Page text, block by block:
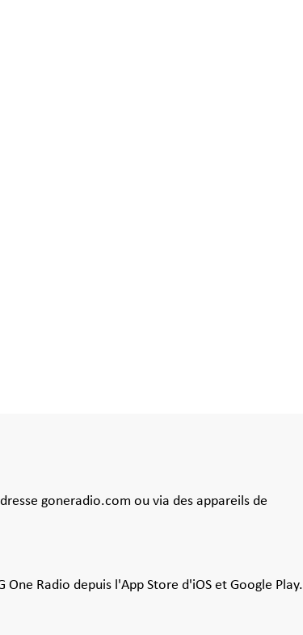
goneradio.com ou via des appareils de
One Radio depuis l'App Store d'iOS et Google Play.